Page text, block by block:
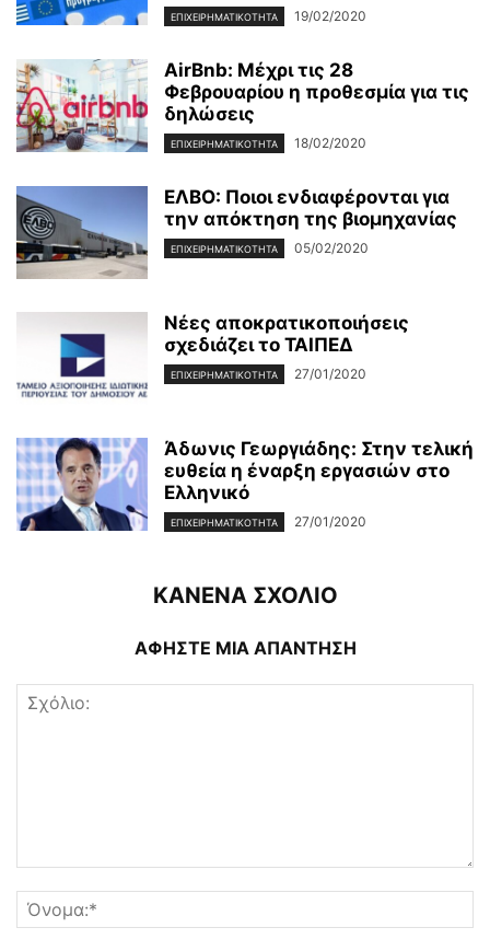
ΕΠΙΧΕΙΡΗΜΑΤΙΚΌΤΗΤΑ 19/02/2020
AirBnb: Μέχρι τις 28
Φεβρουαρίου η προθεσμία για τις
δηλώσεις
ΕΠΙΧΕΙΡΗΜΑΤΙΚΌΤΗΤΑ 18/02/2020
ΕΛΒΟ: Ποιοι ενδιαφέρονται για
την απόκτηση της βιομηχανίας
ΕΠΙΧΕΙΡΗΜΑΤΙΚΌΤΗΤΑ 05/02/2020
Νέες αποκρατικοποιήσεις
σχεδιάζει το ΤΑΙΠΕΔ
ΕΠΙΧΕΙΡΗΜΑΤΙΚΌΤΗΤΑ 27/01/2020
Άδωνις Γεωργιάδης: Στην τελική
ευθεία η έναρξη εργασιών στο
Ελληνικό
ΕΠΙΧΕΙΡΗΜΑΤΙΚΌΤΗΤΑ 27/01/2020
ΚΑΝΕΝΑ ΣΧΟΛΙΟ
ΑΦΗΣΤΕ ΜΙΑ ΑΠΑΝΤΗΣΗ